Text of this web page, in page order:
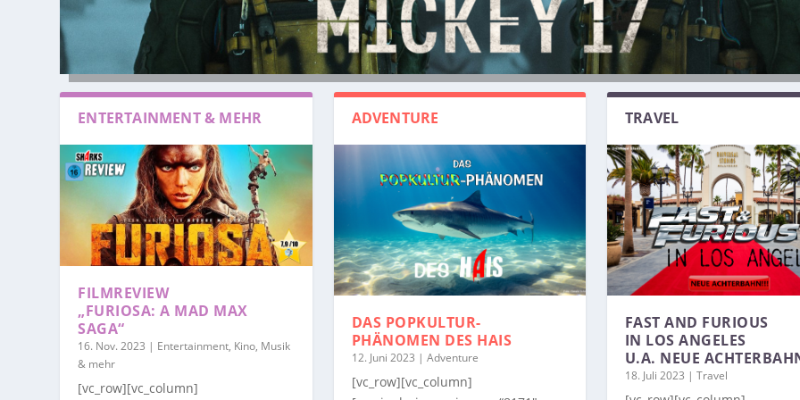
ENTERTAINMENT & MEHR
FILMREVIEW
„FURIOSA: A MAD MAX
SAGA“
16. Nov. 2023 | Entertainment, Kino, Musik
& mehr
[vc_row][vc_column]
ADVENTURE
DAS POPKULTUR-
PHÄNOMEN DES HAIS
12. Juni 2023 | Adventure
[vc_row][vc_column]
TRAVEL
FAST AND FURIOUS
IN LOS ANGELES
U.A. NEUE
18. Juli 2023 | Travel